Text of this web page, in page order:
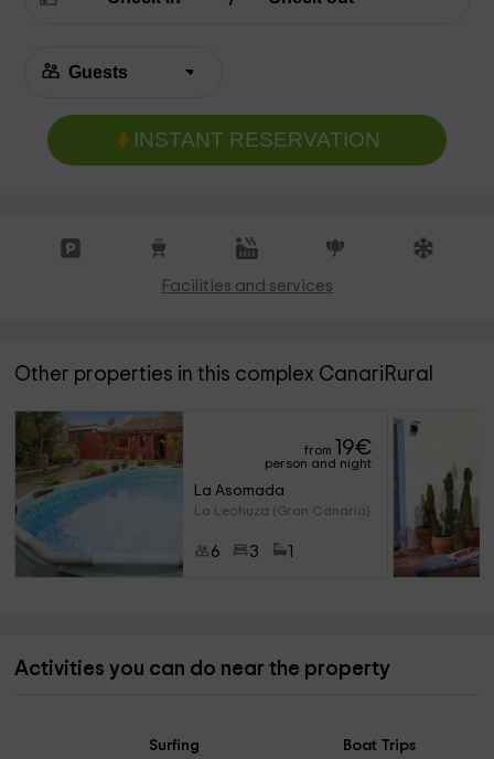
INSTANT RESERVATION
Facilities and services
Other properties in this complex CanariRural
from 19€
person and night
La Asomada
La Lechuza (Gran Canaria)
6 3
Activities you can do near the property
Surfing Boat Trips